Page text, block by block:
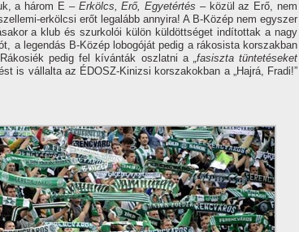
a három E – Erkölcs, Erő, Egyetértés – közül az Erő, nem
erkölcsi erőt legalább annyira! A B-Közép nem egyszer
a klub és szurkolói külön küldöttséget indí­tottak a nagy
a legendás B-Közép lobogóját pedig a rákosista korszakban
pedig fel kí­vánták oszlatni a„fasiszta tüntetéseket
is vállalta az ÉDOSZ-Kinizsi korszakokban a „Hajrá, Fradi!”